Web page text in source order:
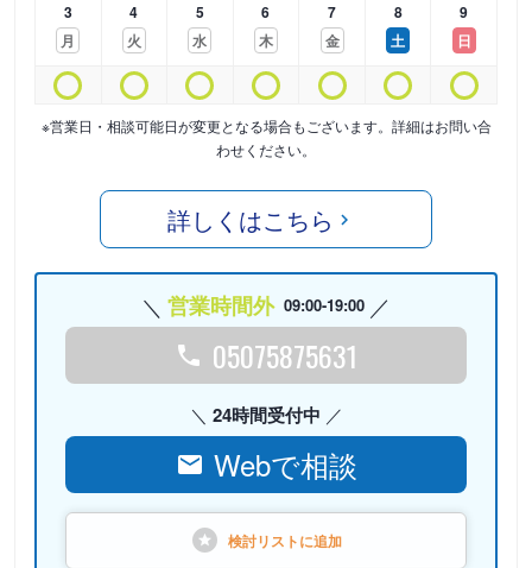
3
月
4
火
5
水
6
木
7
金
8
土
9
日
※営業日・相談可能日が変更となる場合もございます。詳細はお問い合
わせください。
詳しくはこちら
営業時間外 09:00-19:00
05075875631
24時間受付中
Webで相談
検討リストに追加